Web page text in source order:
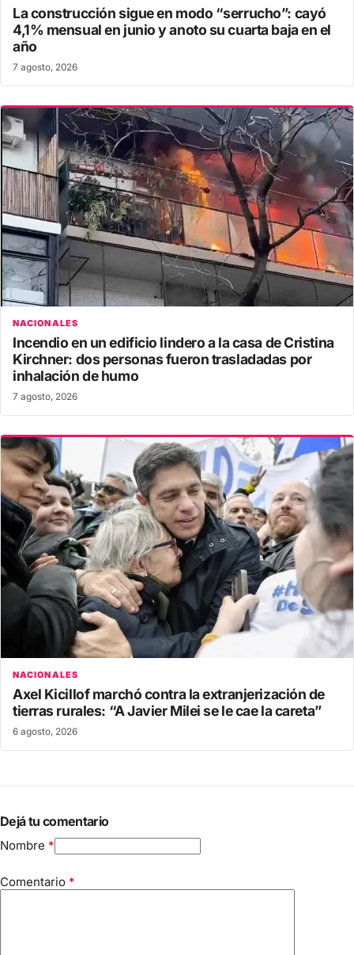
La construcción sigue en modo “serrucho”: cayó
4,1% mensual en junio y anoto su cuarta baja en el
año
7 agosto, 2026
NACIONALES
Incendio en un edificio lindero a la casa de Cristina
Kirchner: dos personas fueron trasladadas por
inhalación de humo
7 agosto, 2026
NACIONALES
Axel Kicillof marchó contra la extranjerización de
tierras rurales: “A Javier Milei se le cae la careta”
6 agosto, 2026
Dejá tu comentario
Nombre *
Comentario *